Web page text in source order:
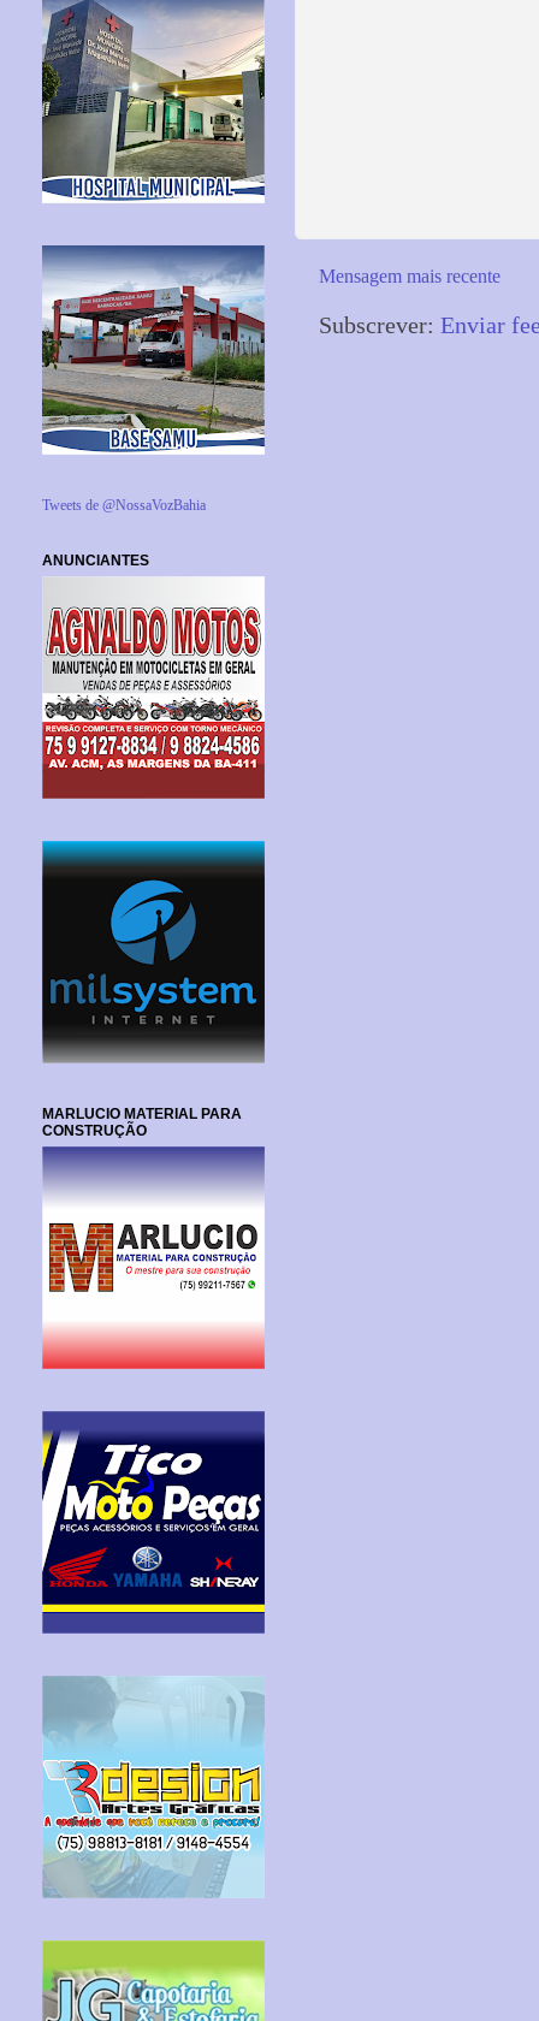
Mensagem mais recente
Subscrever: Enviar
Tweets de @NossaVozBahia
ANUNCIANTES
MARLUCIO MATERIAL PARA
CONSTRUÇÃO